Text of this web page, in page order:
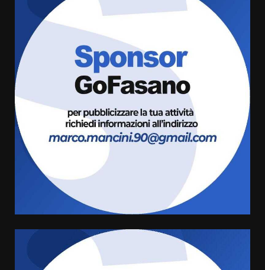
La magia del Minareto e la prima
assoluta de “L’Albergo
Belvedere. Il rapimento”
6 Agosto 2026 06:15
Serie D, l’Us Fasano è escluso
dal campionato
Truffatori in azione nelle
frazioni fasanesi
5 Agosto 2026 11:03